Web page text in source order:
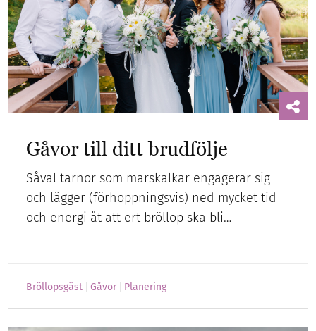
Gåvor till ditt brudfölje
Såväl tärnor som marskalkar engagerar sig
och lägger (förhoppningsvis) ned mycket tid
och energi åt att ert bröllop ska bli…
Bröllopsgäst Gåvor Planering